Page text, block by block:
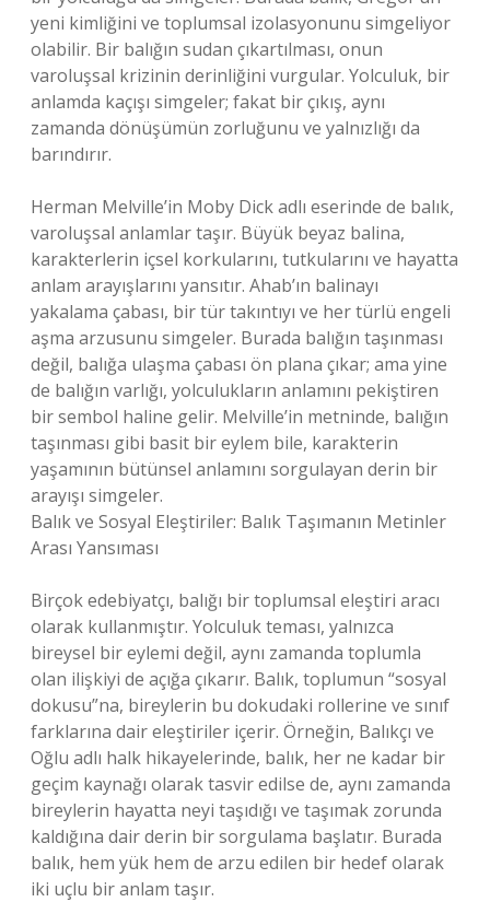
yeni kimliğini ve toplumsal izolasyonunu simgeliyor
olabilir. Bir balığın sudan çıkartılması, onun
varoluşsal krizinin derinliğini vurgular. Yolculuk, bir
anlamda kaçışı simgeler; fakat bir çıkış, aynı
zamanda dönüşümün zorluğunu ve yalnızlığı da
barındırır.
Herman Melville’in Moby Dick adlı eserinde de balık,
varoluşsal anlamlar taşır. Büyük beyaz balina,
karakterlerin içsel korkularını, tutkularını ve hayatta
anlam arayışlarını yansıtır. Ahab’ın balinayı
yakalama çabası, bir tür takıntıyı ve her türlü engeli
aşma arzusunu simgeler. Burada balığın taşınması
değil, balığa ulaşma çabası ön plana çıkar; ama yine
de balığın varlığı, yolculukların anlamını pekiştiren
bir sembol haline gelir. Melville’in metninde, balığın
taşınması gibi basit bir eylem bile, karakterin
yaşamının bütünsel anlamını sorgulayan derin bir
arayışı simgeler.
Balık ve Sosyal Eleştiriler: Balık Taşımanın Metinler
Arası Yansıması
Birçok edebiyatçı, balığı bir toplumsal eleştiri aracı
olarak kullanmıştır. Yolculuk teması, yalnızca
bireysel bir eylemi değil, aynı zamanda toplumla
olan ilişkiyi de açığa çıkarır. Balık, toplumun “sosyal
dokusu”na, bireylerin bu dokudaki rollerine ve sınıf
farklarına dair eleştiriler içerir. Örneğin, Balıkçı ve
Oğlu adlı halk hikayelerinde, balık, her ne kadar bir
geçim kaynağı olarak tasvir edilse de, aynı zamanda
bireylerin hayatta neyi taşıdığı ve taşımak zorunda
kaldığına dair derin bir sorgulama başlatır. Burada
balık, hem yük hem de arzu edilen bir hedef olarak
iki uçlu bir anlam taşır.